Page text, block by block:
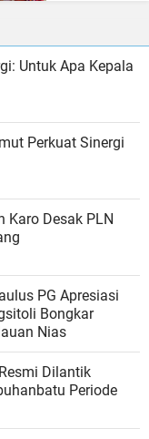
Untuk Apa Kepala
Perkuat Sinergi
Karo Desak PLN
PG Apresiasi
Bongkar
Nias
Dilantik
Periode